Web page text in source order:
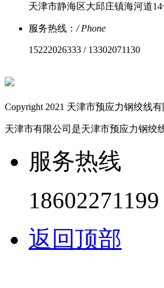
天津市静海区大邱庄镇海河道14
服务热线： / Phone
15222026333 / 13302071130
Copyright 2021 天津市预应力钢绞线
天津市有限公司是天津市预应力钢绞
服务热线
18602271199
返回顶部